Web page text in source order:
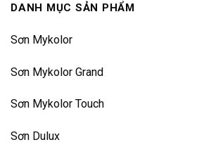
DANH MỤC SẢN PHẨM
Sơn Mykolor
Sơn Mykolor Grand
Sơn Mykolor Touch
Sơn Dulux